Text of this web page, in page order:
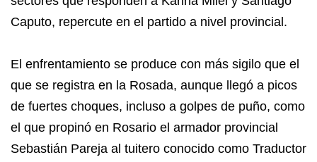
Caputo, repercute en el partido a nivel provincial.
El enfrentamiento se produce con más sigilo que el
que se registra en la Rosada, aunque llegó a picos
de fuertes choques, incluso a golpes de puño, como
el que propinó en Rosario el armador provincial
Sebastián Pareja al tuitero conocido como Traductor